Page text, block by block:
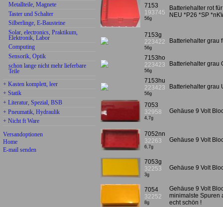
Metallteile, Magnete
Taster und Schalter
Silberlinge, E-Bausteine
Solar, electronics, Praktikum,
Elektronik, Labor
Computing
Sensorik, Optik
schon lange nicht mehr lieferbare
Teile
+ Kasten komplett, leer
+ Statik
+ Literatur, Spezial, BSB
+ Pneumatik, Hydraulik
+ Nicht ft Ware
Versandoptionen
Home
E-mail senden
7153
193745
56g
Batteriehalter rot
NEU *P26 *SP
7153g
223422
56g
Batteriehalter grau
7153ho
223423
56g
Batteriehalter grau
7153hu
223423
56g
Batteriehalter grau
7053
32958
4,7g
Gehäuse 9 Volt
7052nn
32263
6,7g
Gehäuse 9 Volt
7053g
32253
3g
Gehäuse 9 Volt
7054
32252
8g
Gehäuse 9 Volt
minimalste Spuren
echt schön !